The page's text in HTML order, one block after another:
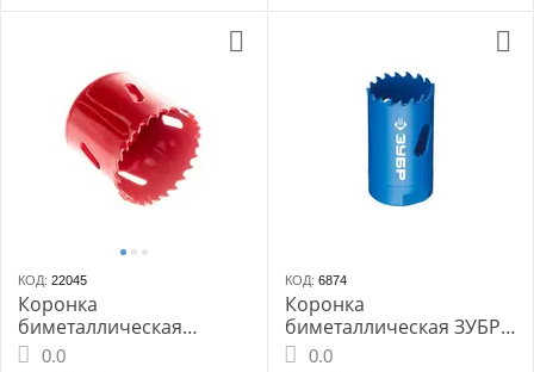
КОД: 22045
Коронка
биметаллическая
MATRIX 51 мм (72451ми)
0.0
КОД: 6874
Коронка
биметаллическая ЗУБР
быстрорежущая сталь,
0.0